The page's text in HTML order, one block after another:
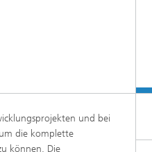
Bauteile
und bei
die komplette
können. Die